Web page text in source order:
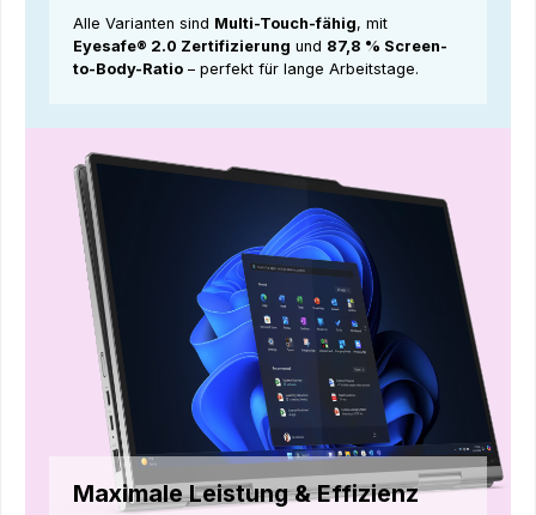
Alle Varianten sind Multi-Touch-fähig, mit
Eyesafe® 2.0 Zertifizierung und 87,8 % Screen-
to-Body-Ratio – perfekt für lange Arbeitstage.
Maximale Leistung & Effizienz